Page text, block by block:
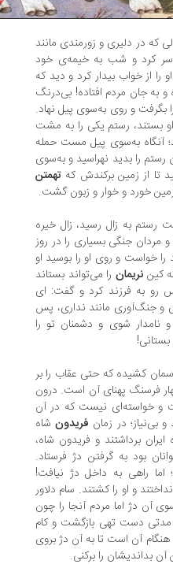
و زورمندی مانند
و شب به خیمه‌ی خود
بیدار کرد و دید که
مردم افتاده! بی‌درنگ
و روی به‌سوی پیل نهاد.
رستم یکی را به مشت
به‌سوی پیل مست حمله
بدید نهراسید و به‌سوی
زمین برکندش کهتهمتن
و خوار و زبون گشت.
زال رسید، زال خیره
جنگی بسیاری را در روز
و روی او را بوسید او
را می‌تواند بستاند
کرد و گفت: ای
مانند نداری، پس
شوی و دشمنان تو را
که حتی عقاب را بر
پهنای آن است. درون
نیست که در آن
در زمانفریدونشاه
و فریدون شاه،
به گرفتن دژ فرستاد.
به داخل دژ نیافت!
او را کشتند. سام دلاور
اما مردم آنجا را چون
دست تهی بازگشت و کام
است تا به آن دژ بروی
را برکنی.